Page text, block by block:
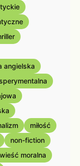
angielska
miłość
non-fiction
moralna